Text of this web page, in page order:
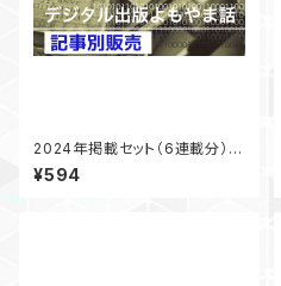
2024年掲載セット（6連載分）
「デジタル出版よもやま話」
¥594